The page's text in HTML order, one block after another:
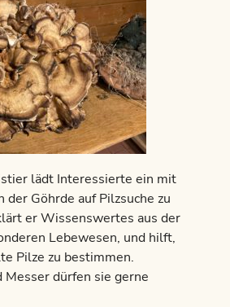
lädt Interessierte ein mit
der Göhrde auf Pilzsuche zu
er Wissenswertes aus der
Lebewesen, und hilft,
Pilze zu bestimmen.
Messer dürfen sie gerne